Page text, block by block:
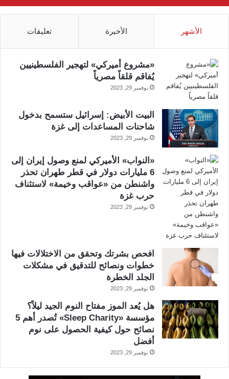
الأشهر الأخيرة تعليقات
«مشروع أميركي» لتهجير الفلسطينيين
يُفاقم قلقاً مصرياً
نوفمبر 29, 2023
البيت الأبيض: إسرائيل ستسمح بدخول
شاحنات المساعدات إلى غزة
نوفمبر 29, 2023
«النواب» الأميركي لمنع وصول إيران إلى
6 مليارات دولار في قطر طهران تحذر
واشنطن من «عواقب وخيمة» لاستئناف
حرب غزة
نوفمبر 29, 2023
افحص بشرتك وتحقق من الاختلالات فيها
خطوات ونصائح للتدقيق في مشكلات
الجلد الخطرة
نوفمبر 29, 2023
هل يُعد الموز مفتاح النوم الجيد ليلاً؟
مؤسسة «Sleep Charity» تُصدر أهم 5
نصائح حول كيفية الحصول على نوم
أفضل
نوفمبر 29, 2023